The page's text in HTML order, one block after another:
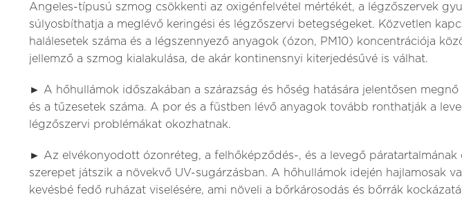
Angeles-típusú szmog csökkenti az oxigénfelvétel mértékét, a légzőszervek
súlyosbíthatja a meglévő keringési és légzőszervi betegségeket. Közvetlen
halálesetek száma és a légszennyező anyagok (ózon, PM10) koncentrációja
jellemző a szmog kialakulása, de akár kontinensnyi kiterjedésűvé is válhat.
► A hőhullámok időszakában a szárazság és hőség hatására jelentősen
és a tűzesetek száma. A por és a füstben lévő anyagok tovább ronthatják a
légzőszervi problémákat okozhatnak.
► Az elvékonyodott ózonréteg, a felhőképződés-, és a levegő páratartalmának
szerepet játszik a növekvő UV-sugárzásban. A hőhullámok idején hajlamosak
kevésbé fedő ruházat viselésére, ami növeli a bőrkárosodás és bőrrák